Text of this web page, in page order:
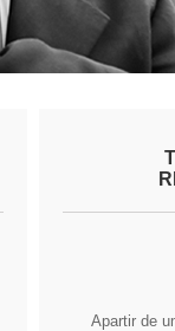
Apartir de